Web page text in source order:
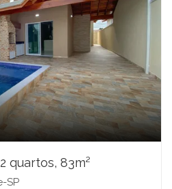
quartos, 83m²
SP